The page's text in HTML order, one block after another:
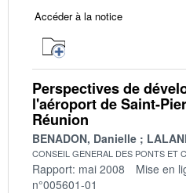
Accéder à la notice
Perspectives de
l'aéroport de Saint-
Réunion
BENADON, Danielle
CONSEIL GENERAL DES PONTS ET
Rapport: mai 2008 Mise en
n°005601-01